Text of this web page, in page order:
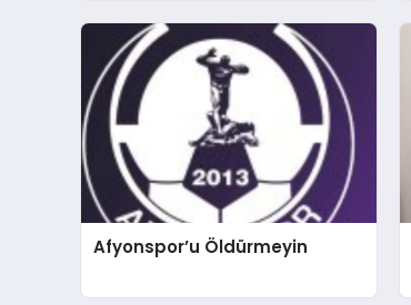
Afyonspor’u Öldürmeyin